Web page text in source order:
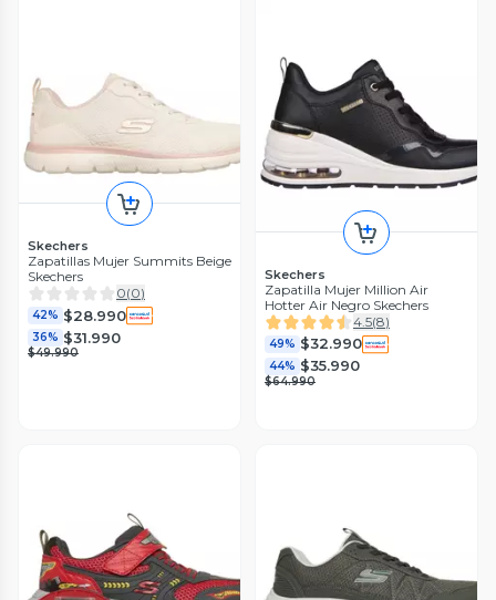
Skechers
Zapatillas Mujer Summits Beige
Skechers
0(0)
42% $28.990
36% $31.990
$49.990
Skechers
Zapatilla Mujer Million Air
Hotter Air Negro Skechers
4.5(8)
49% $32.990
44% $35.990
$64.990